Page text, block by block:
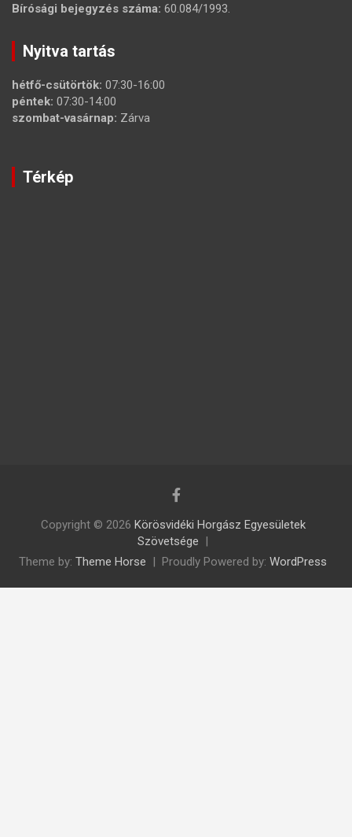
Bírósági bejegyzés száma: 60.084/1993.
Nyitva tartás
hétfő-csütörtök: 07:30-16:00
péntek: 07:30-14:00
szombat-vasárnap: Zárva
Térkép
Copyright © 2026 Körösvidéki Horgász Egyesületek
Szövetsége
Theme by: Theme Horse Proudly Powered by: WordPress